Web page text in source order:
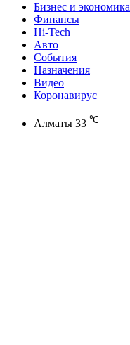
Бизнес и экономика
Финансы
Hi-Tech
Авто
События
Назначения
Видео
Коронавирус
Алматы 33 ℃